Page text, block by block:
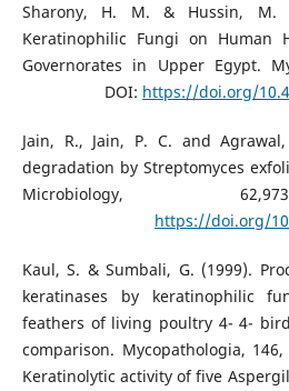
Sharony, H. M. & Hussin, M.
Keratinophilic Fungi on Human
Governorates in Upper Egypt.
DOI: https://doi.org/
- Jain, R., Jain, P. C. and
degradation by Streptomyces
Microbiology,
https://doi.org/
- Kaul, S. & Sumbali, G. (1999).
keratinases by keratinophilic
feathers of living poultry 4- 4-
comparison. Mycopathologia,
Keratinolytic activity of five